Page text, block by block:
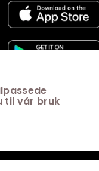
til vår bruk
Abonner på